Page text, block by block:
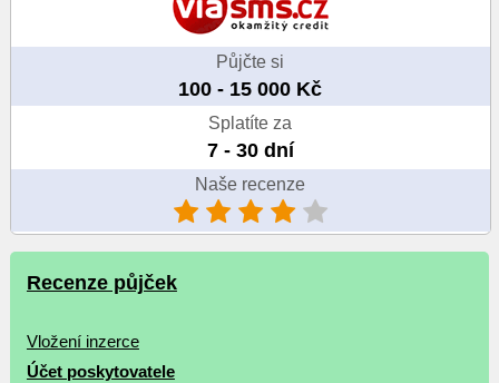
Půjčte si
100 - 15 000 Kč
Splatíte za
7 - 30 dní
Naše recenze
Recenze půjček
Vložení inzerce
Účet poskytovatele